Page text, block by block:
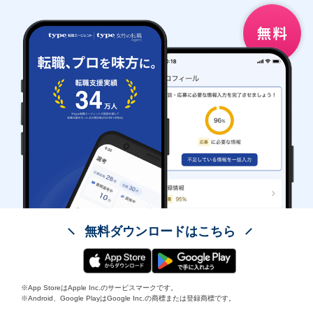
無料ダウンロードはこちら
※App StoreはApple Inc.のサービスマークです。
※Android、Google PlayはGoogle Inc.の商標または登録商標です。